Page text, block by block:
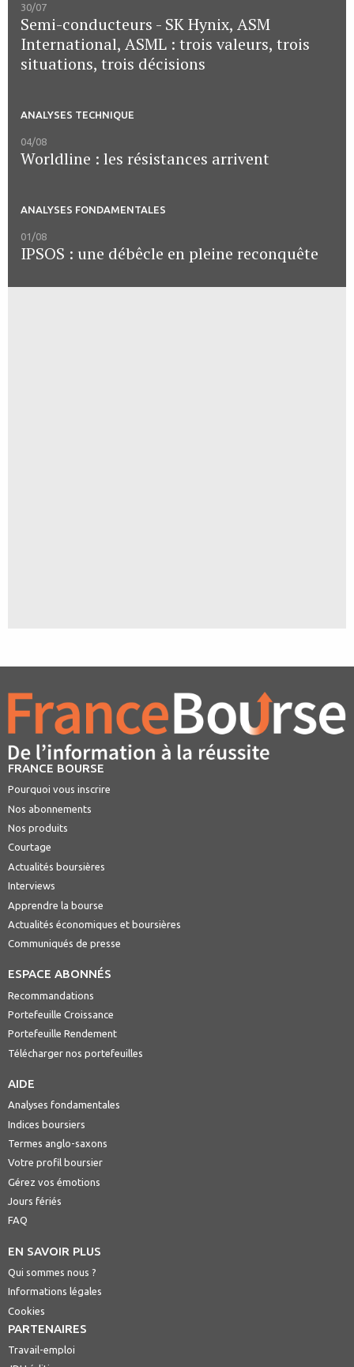
30/07
Semi-conducteurs - SK Hynix, ASM
International, ASML : trois valeurs, trois
situations, trois décisions
ANALYSES TECHNIQUE
04/08
Worldline : les résistances arrivent
ANALYSES FONDAMENTALES
01/08
IPSOS : une débêcle en pleine reconquête
FRANCE BOURSE
Pourquoi vous inscrire
Nos abonnements
Nos produits
Courtage
Actualités boursières
Interviews
Apprendre la bourse
Actualités économiques et boursières
Communiqués de presse
ESPACE ABONNÉS
Recommandations
Portefeuille Croissance
Portefeuille Rendement
Télécharger nos portefeuilles
AIDE
Analyses fondamentales
Indices boursiers
Termes anglo-saxons
Votre profil boursier
Gérez vos émotions
Jours fériés
FAQ
EN SAVOIR PLUS
Qui sommes nous ?
Informations légales
Cookies
PARTENAIRES
Travail-emploi